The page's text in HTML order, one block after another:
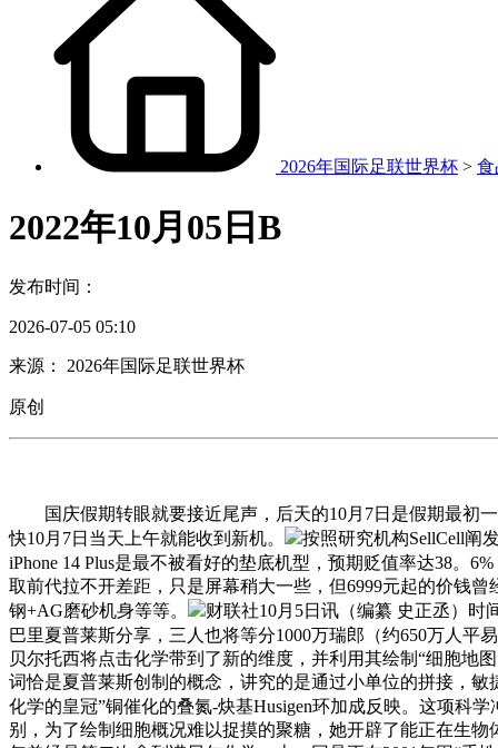
2026年国际足联世界杯 > 食
2022年10月05日B
发布时间：
2026-07-05 05:10
来源： 2026年国际足联世界杯
原创
国庆假期转眼就要接近尾声，后天的10月7日是假期最初一
快10月7日当天上午就能收到新机。
按照研究机构SellCell阐
iPhone 14 Plus是最不被看好的垫底机型，预期贬值率达38。
取前代拉不开差距，只是屏幕稍大一些，但6999元起的价钱
钢+AG磨砂机身等等。
财联社10月5日讯（编纂 史正丞）
巴里夏普莱斯分享，三人也将等分1000万瑞郎（约650万人平
贝尔托西将点击化学带到了新的维度，并利用其绘制“细胞地
词恰是夏普莱斯创制的概念，讲究的是通过小单位的拼接，
化学的皇冠”铜催化的叠氮-炔基Husigen环加成反映。这项科
别，为了绘制细胞概况难以捉摸的聚糖，她开辟了能正在生